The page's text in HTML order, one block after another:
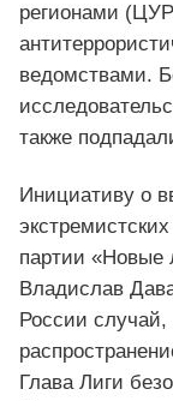
регионами
ведомствами.
также
Инициативу о
партии «Новые
Владислав
России
Глава Лиги